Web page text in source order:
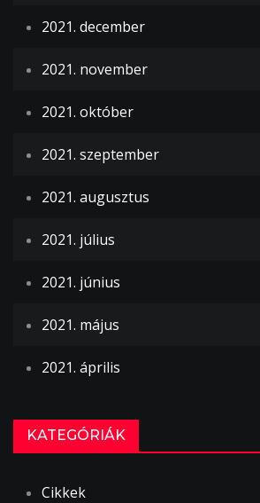
2021. december
2021. november
2021. október
2021. szeptember
2021. augusztus
2021. július
2021. június
2021. május
2021. április
KATEGÓRIÁK
Cikkek